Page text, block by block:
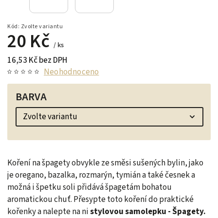
Kód: Zvolte variantu
20 Kč / ks
16,53 Kč bez DPH
Neohodnoceno
Koření na špagety obvykle ze směsi sušených bylin, jako
je oregano, bazalka, rozmarýn, tymián a také česnek a
možná i špetku soli přidává špagetám bohatou
aromatickou chuť. Přesypte toto koření do praktické
kořenky a nalepte na nistylovou samolepku - Špagety.
BARVA